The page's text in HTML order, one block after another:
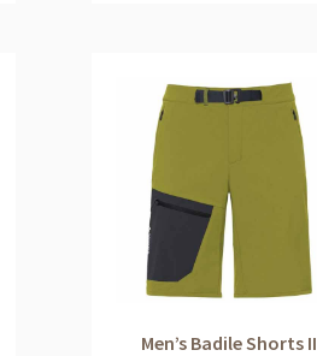
Men’s Badile Shorts II